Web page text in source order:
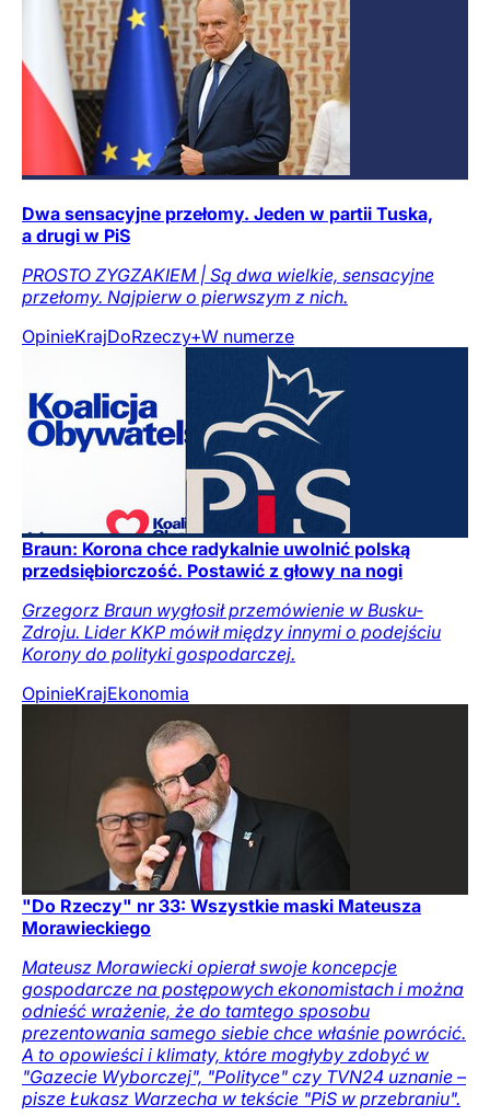
Dwa sensacyjne przełomy. Jeden w partii Tuska,
a drugi w PiS
PROSTO ZYGZAKIEM | Są dwa wielkie, sensacyjne
przełomy. Najpierw o pierwszym z nich.
OpinieKrajDoRzeczy+W numerze
Braun: Korona chce radykalnie uwolnić polską
przedsiębiorczość. Postawić z głowy na nogi
Grzegorz Braun wygłosił przemówienie w Busku-
Zdroju. Lider KKP mówił między innymi o podejściu
Korony do polityki gospodarczej.
OpinieKrajEkonomia
"Do Rzeczy" nr 33: Wszystkie maski Mateusza
Morawieckiego
Mateusz Morawiecki opierał swoje koncepcje
gospodarcze na postępowych ekonomistach i można
odnieść wrażenie, że do tamtego sposobu
prezentowania samego siebie chce właśnie powrócić.
A to opowieści i klimaty, które mogłyby zdobyć w
"Gazecie Wyborczej", "Polityce" czy TVN24 uznanie –
pisze Łukasz Warzecha w tekście "PiS w przebraniu".